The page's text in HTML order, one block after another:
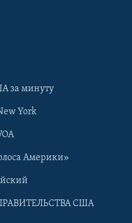
за минуту
York
Америки»
США